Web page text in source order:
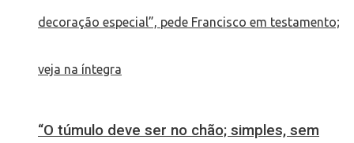
“O túmulo deve ser no chão; simples, sem